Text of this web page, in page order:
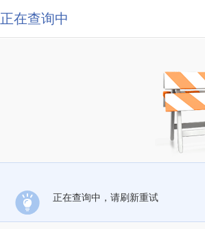
正在查询中
正在查询中，请刷新重试